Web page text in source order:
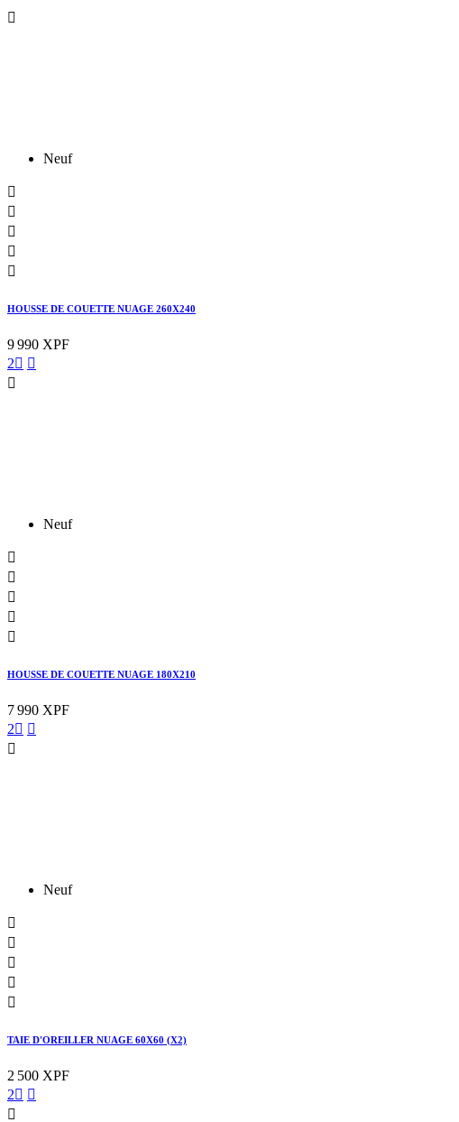

Neuf





HOUSSE DE COUETTE NUAGE 260X240
9 990 XPF
2 

Neuf





HOUSSE DE COUETTE NUAGE 180X210
7 990 XPF
2 

Neuf





TAIE D'OREILLER NUAGE 60X60 (X2)
2 500 XPF
2 
